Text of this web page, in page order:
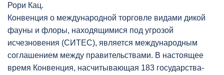
Рори Кац.
Конвенция о международной торговле видами дикой
фауны и флоры, находящимися под угрозой
исчезновения (СИТЕС), является международным
соглашением между правительствами. В настоящее
время Конвенция, насчитывающая 183 государства-